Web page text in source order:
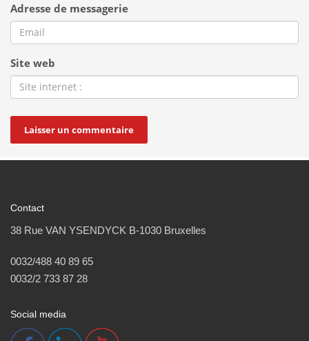
Adresse de messagerie
Site web
Contact
38 Rue VAN YSENDYCK B-1030 Bruxelles
0032/488 40 89 65
0032/2 733 87 28
Social media